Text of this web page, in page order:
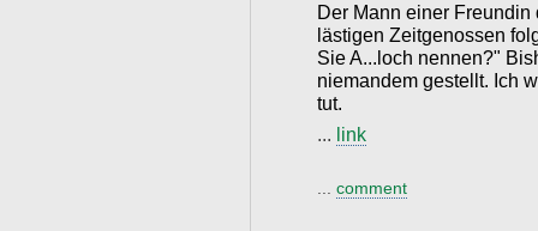
Der Mann einer
lästigen Zeitgenossen
Sie A...loch nennen?"
niemandem gestellt. Ich
tut.
... link
comment